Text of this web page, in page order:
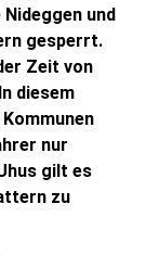
und
gesperrt.
Zeit von
diesem
nur
gilt es
zu